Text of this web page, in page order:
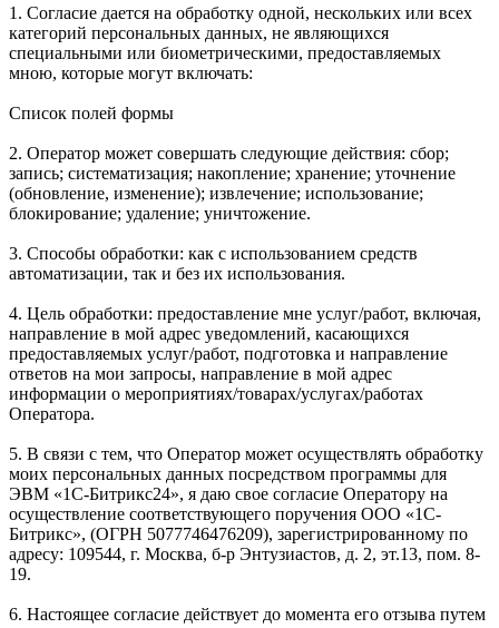
1. Согласие дается на обработку одной, нескольких или всех
категорий персональных данных, не являющихся
специальными или биометрическими, предоставляемых
мною, которые могут включать:
Список полей формы
2. Оператор может совершать следующие действия: сбор;
запись; систематизация; накопление; хранение; уточнение
(обновление, изменение); извлечение; использование;
блокирование; удаление; уничтожение.
3. Способы обработки: как с использованием средств
автоматизации, так и без их использования.
4. Цель обработки: предоставление мне услуг/работ, включая,
направление в мой адрес уведомлений, касающихся
предоставляемых услуг/работ, подготовка и направление
ответов на мои запросы, направление в мой адрес
информации о мероприятиях/товарах/услугах/работах
Оператора.
5. В связи с тем, что Оператор может осуществлять обработку
моих персональных данных посредством программы для
ЭВМ «1С-Битрикс24», я даю свое согласие Оператору на
осуществление соответствующего поручения ООО «1С-
Битрикс», (ОГРН 5077746476209), зарегистрированному по
адресу: 109544, г. Москва, б-р Энтузиастов, д. 2, эт.13, пом. 8-
19.
6. Настоящее согласие действует до момента его отзыва путем